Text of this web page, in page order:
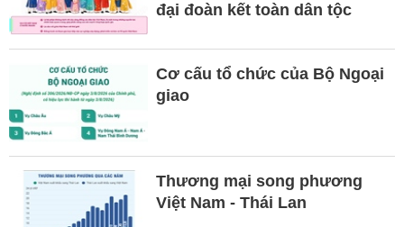
đại đoàn kết toàn dân tộc
Cơ cấu tổ chức của Bộ Ngoại
giao
Thương mại song phương
Việt Nam - Thái Lan